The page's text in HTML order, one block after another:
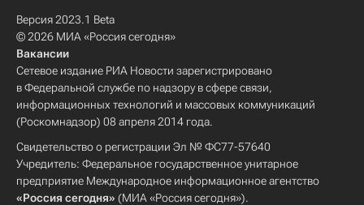
Версия 2023.1 Beta
© 2026 МИА «Россия сегодня»
Вакансии
Сетевое издание РИА Новости зарегистрировано
в Федеральной службе по надзору в сфере связи,
информационных технологий и массовых коммуникаций
(Роскомнадзор) 08 апреля 2014 года.
Свидетельство о регистрации Эл № ФС77-57640
Учредитель: Федеральное государственное унитарное
предприятие Международное информационное агентство
«Россия сегодня» (МИА «Россия сегодня»).